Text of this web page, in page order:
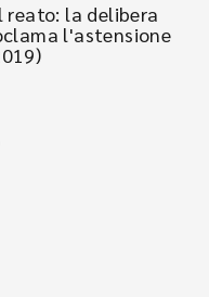
reato: la delibera
l'astensione